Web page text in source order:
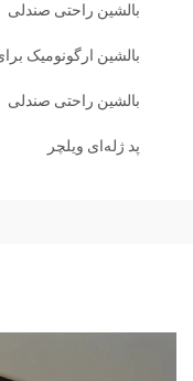
بالشین راحتی صندلی
بالشین ارگونومیک
بالشین راحتی صندلی
پد ژله‌ای ویلچر